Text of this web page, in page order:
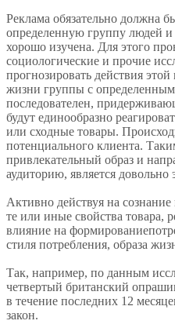
Реклама обязательно должна
определенную группу людей
хорошо изучена. Для этого
социологические и прочие
прогнозировать действия
жизни группы с определенным
последователен,
будут единообразно
или сходные товары.
потенциального клиента.
привлекательный образ и
аудиторию, является
Активно действуя на
те или иные свойства товара,
влияние на
стиля потребления, образа
Так, например, по данным
четвертый британский
в течение последних 12
закон.